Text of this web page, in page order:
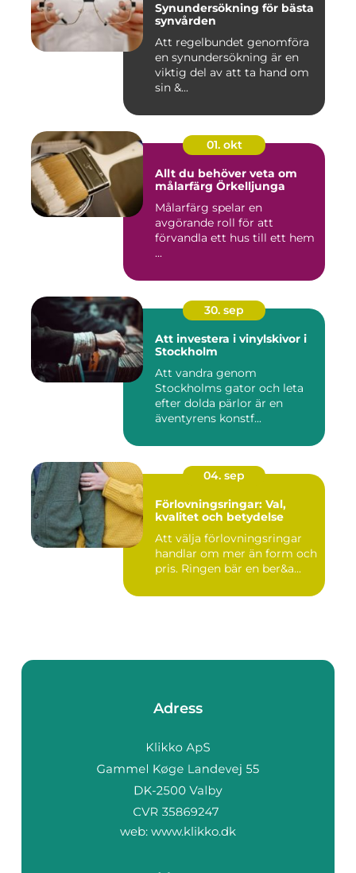
Synundersökning för bästa
synvården
Att regelbundet genomföra
en synundersökning är en
viktig del av att ta hand om
sin &...
01. okt
Allt du behöver veta om
målarfärg Örkelljunga
Målarfärg spelar en
avgörande roll för att
förvandla ett hus till ett hem
...
30. sep
Att investera i vinylskivor i
Stockholm
Att vandra genom
Stockholms gator och leta
efter dolda pärlor är en
äventyrens konstf...
04. sep
Förlovningsringar: Val,
kvalitet och betydelse
Att välja förlovningsringar
handlar om mer än form och
pris. Ringen bär en ber&a...
Adress
web: www.klikko.dk